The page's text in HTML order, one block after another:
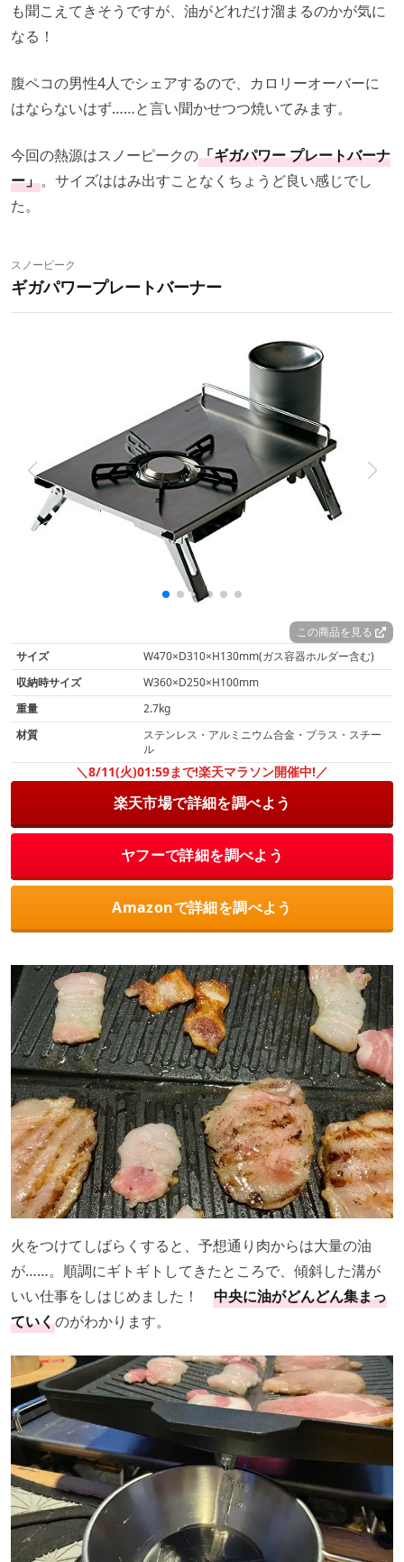
も聞こえてきそうですが、油がどれだけ溜まるのかが気に
なる！
腹ペコの男性4人でシェアするので、カロリーオーバーに
はならないはず……と言い聞かせつつ焼いてみます。
今回の熱源はスノーピークの「ギガパワー プレートバーナ
ー」。サイズははみ出すことなくちょうど良い感じでし
た。
スノーピーク
ギガパワープレートバーナー
この商品を見る
サイズ
W470×D310×H130mm(ガス容器ホルダー含む)
収納時サイズ
W360×D250×H100mm
重量
2.7kg
材質
ステンレス・アルミニウム合金・ブラス・スチー
ル
＼8/11(火)01:59まで!楽天マラソン開催中!／
楽天市場で詳細を調べよう
ヤフーで詳細を調べよう
Amazonで詳細を調べよう
火をつけてしばらくすると、予想通り肉からは大量の油
が……。順調にギトギトしてきたところで、傾斜した溝が
いい仕事をしはじめました！ 中央に油がどんどん集まっ
ていくのがわかります。